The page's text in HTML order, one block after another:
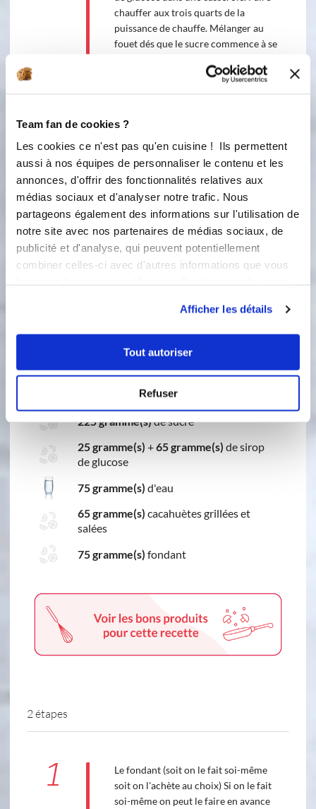
Team fan de cookies ?
Les cookies ce n'est pas qu'en cuisine ! Ils permettent
aussi à nos équipes de personnaliser le contenu et les
annonces, d'offrir des fonctionnalités relatives aux
médias sociaux et d'analyser notre trafic. Nous
partageons également des informations sur l'utilisation de
notre site avec nos partenaires de médias sociaux, de
publicité et d'analyse, qui peuvent potentiellement
combiner celles-ci avec d'autres informations que vous
Afficher les détails
Tout autoriser
Refuser
chauffer aux trois quarts de la
puissance de chauffe. Mélanger au
fouet dés que le sucre commence à se
caramel. Au moment où le caramel
elle est incorporée, remettre un peu
incorporation totale de la crème.
Ajouter le beurre puis les cacahuètes
broyées. Verser sur la mousse au
caramel. Mettre le biscuit joconde. Le
côté chocolat doit être visible. Mettre
au congélateur sinon le caramel mou
ne tient pas. Le laisser 4h au
congélateur idéalement jusqu'au
225 gramme(s)de sucre
25 gramme(s) +65 gramme(s) de sirop
de glucose
75 gramme(s) d'eau
65 gramme(s) cacahuètes grillées et
salées
75 gramme(s) fondant
2 étapes
1
Le fondant (soit on le fait soi-même
soit on l'achète au choix) Si on le fait
soi-même on peut le faire en avance